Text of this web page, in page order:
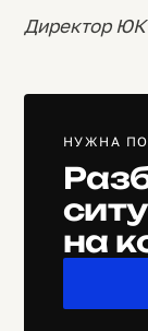
Директор ЮК
НУЖНА
на